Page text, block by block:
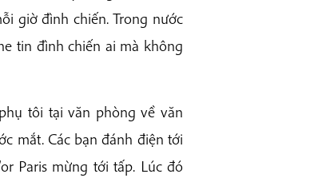
giờ đình chiến. Trong nước
tin đình chiến ai mà không
tôi tại văn phòng về văn
mắt. Các bạn đánh điện tới
Paris mừng tới tấp. Lúc đó